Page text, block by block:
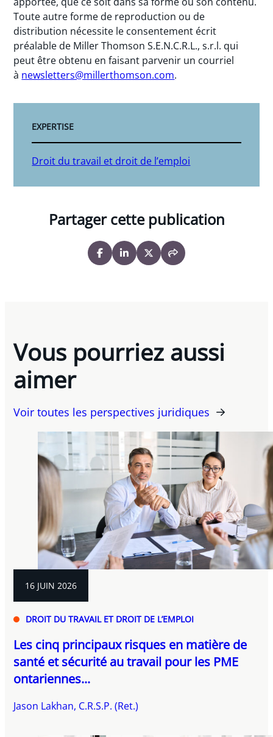
Toute autre forme de reproduction ou de
distribution nécessite le consentement écrit
préalable de Miller Thomson S.E.N.C.R.L., s.r.l. qui
peut être obtenu en faisant parvenir un courriel
à newsletters@millerthomson.com.
EXPERTISE
Droit du travail et droit de l’emploi
Partager cette publication
Vous pourriez aussi
aimer
Voir toutes les perspectives juridiques
16 JUIN 2026
DROIT DU TRAVAIL ET DROIT DE L’EMPLOI
Les cinq principaux risques en matière de
santé et sécurité au travail pour les PME
ontariennes...
Jason Lakhan, C.R.S.P. (Ret.)